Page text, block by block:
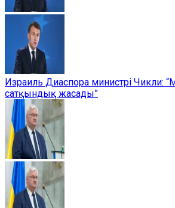
Израиль Диаспора министрі Чикли:
сатқындық жасады”